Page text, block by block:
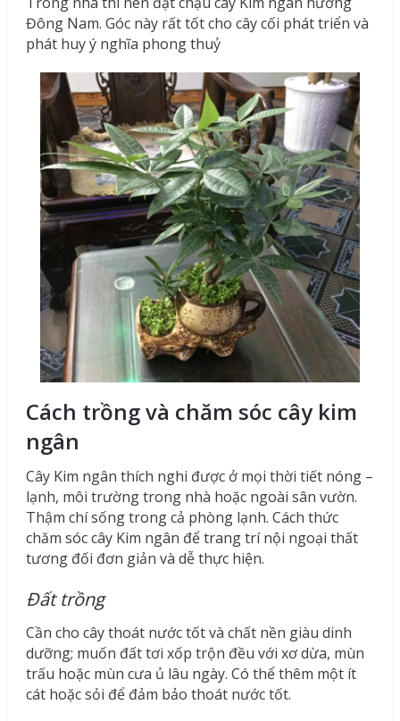
Đông Nam. Góc này rất tốt cho cây cối phát triển và
phát huy ý nghĩa phong thuỷ
Cách trồng và chăm sóc cây kim
ngân
Cây Kim ngân thích nghi được ở mọi thời tiết nóng –
lạnh, môi trường trong nhà hoặc ngoài sân vườn.
Thậm chí sống trong cả phòng lạnh. Cách thức
chăm sóc cây Kim ngân để trang trí nội ngoại thất
tương đối đơn giản và dễ thực hiện.
Đất trồng
Cần cho cây thoát nước tốt và chất nền giàu dinh
dưỡng; muốn đất tơi xốp trộn đều với xơ dừa, mùn
trấu hoặc mùn cưa ủ lâu ngày. Có thể thêm một ít
cát hoặc sỏi để đảm bảo thoát nước tốt.